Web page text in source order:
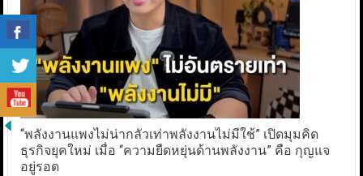
“พลังงานแพงไม่น่ากลัวเท่าพลังงานไม่มีใช้” เปิดมุมคิด
ธุรกิจยุคใหม่ เมื่อ “ความยืดหยุ่นด้านพลังงาน” คือ กุญแจ
อยู่รอด